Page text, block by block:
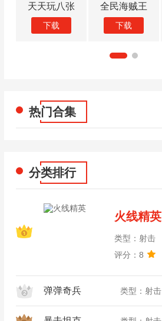
天天玩八张
下载
全民海贼王
下载
热门合集
分类排行
火线精英
类型：射击
评分：8
弹弹奇兵 类型：射击